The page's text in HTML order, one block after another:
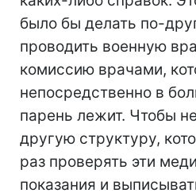
было бы делать по-
проводить военную
комиссию врачами,
непосредственно в
парень лежит. Чтобы
другую структуру,
раз проверять эти
показания и